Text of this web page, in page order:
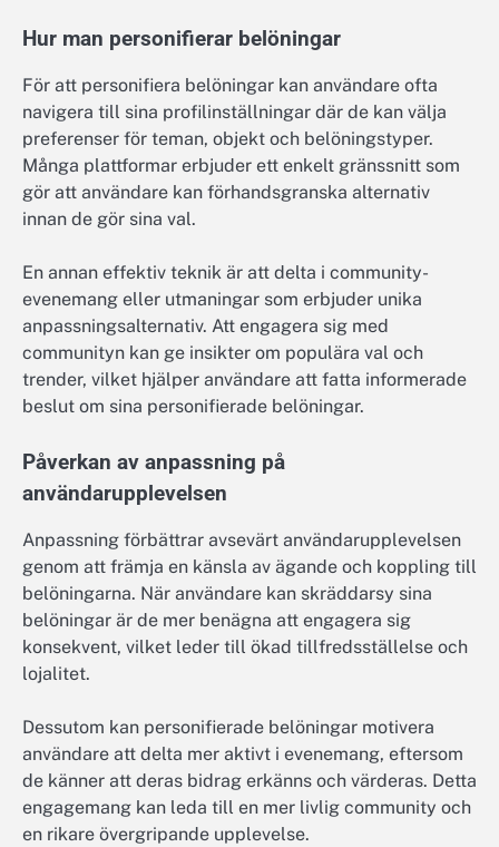
Hur man personifierar belöningar
För att personifiera belöningar kan användare ofta
navigera till sina profilinställningar där de kan välja
preferenser för teman, objekt och belöningstyper.
Många plattformar erbjuder ett enkelt gränssnitt som
gör att användare kan förhandsgranska alternativ
innan de gör sina val.
En annan effektiv teknik är att delta i community-
evenemang eller utmaningar som erbjuder unika
anpassningsalternativ. Att engagera sig med
communityn kan ge insikter om populära val och
trender, vilket hjälper användare att fatta informerade
beslut om sina personifierade belöningar.
Påverkan av anpassning på
användarupplevelsen
Anpassning förbättrar avsevärt användarupplevelsen
genom att främja en känsla av ägande och koppling till
belöningarna. När användare kan skräddarsy sina
belöningar är de mer benägna att engagera sig
konsekvent, vilket leder till ökad tillfredsställelse och
lojalitet.
Dessutom kan personifierade belöningar motivera
användare att delta mer aktivt i evenemang, eftersom
de känner att deras bidrag erkänns och värderas. Detta
engagemang kan leda till en mer livlig community och
en rikare övergripande upplevelse.